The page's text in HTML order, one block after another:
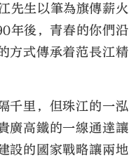
先生以筆為旗傳薪火
年後，青春的你們沿
方式傳承着范長江精
千里，但珠江的一泓
廣高鐵的一線通達讓
設的國家戰略讓兩地